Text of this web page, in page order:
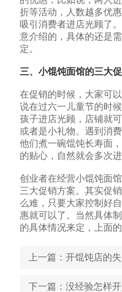
折等活动，人数越多优
吸引消费者进店光顾了
意介绍的，具体的还是
定。
三、小馄饨面馆的三大
在促销的时候，大家可
说在过六一儿童节的时
孩子进店光顾，店铺就
或者是小礼物。遇到消
他们煮一碗馄饨长寿面
的贴心，自然就会多次进
创业者在经营小馄饨面
三大促销方案。其实促
么难，只要大家控制好
惠就可以了。当然具体
的具体情况来定，上面
上一篇 ：开馄饨店的
下一篇 ：没经验怎样开好